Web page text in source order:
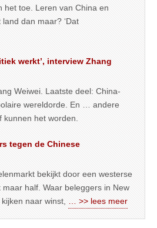
het toe. Leren van China en
dan maar? ‘Dat
werkt’, interview Zhang
Weiwei. Laatste deel: China-
wereldorde. En … andere
kunnen het worden.
tegen de Chinese
bekijkt door een westerse
half. Waar beleggers in New
naar winst, … >> lees meer